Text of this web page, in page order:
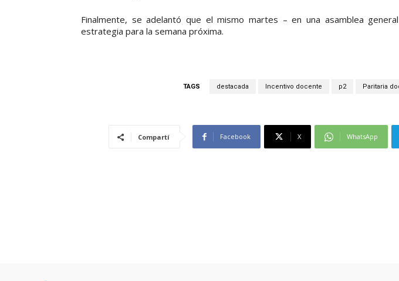
Finalmente, se adelantó que el mismo martes – en una asamblea
estrategia para la semana próxima.
TAGS destacada Incentivo docente p2 Paritaria
Compartí Facebook X WhatsApp